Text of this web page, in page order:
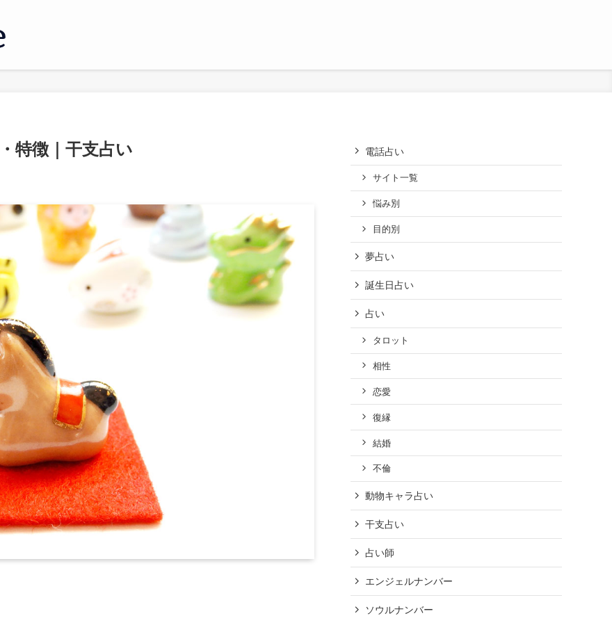
特徴｜干支占い 電話占い
サイト一覧
悩み別
目的別
夢占い
誕生日占い
占い
タロット
相性
恋愛
復縁
結婚
不倫
動物キャラ占い
干支占い
占い師
エンジェルナンバー
ソウルナンバー